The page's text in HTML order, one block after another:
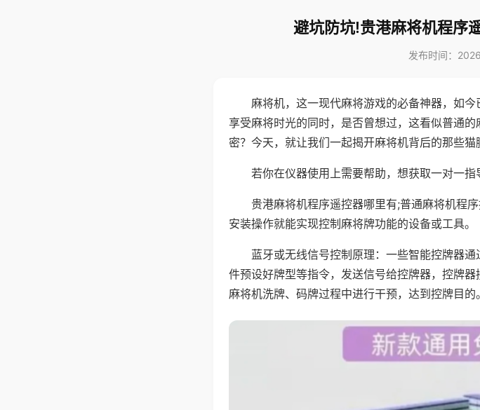
避坑防坑!贵港麻将机程序
发布时间：
麻将机，这一现代麻将游戏的必备神器，如
享受麻将时光的同时，是否曾想过，这看似普通
密？今天，就让我们一起揭开麻将机背后的那些猫
若你在仪器使用上需要帮助，想获取一对一
贵港麻将机程序遥控器哪里有;普通麻将机程
安装操作就能实现控制麻将牌功能的设备或工具。
蓝牙或无线信号控制原理：一些智能控牌器
件预设好牌型等指令，发送信号给控牌器，控牌
麻将机洗牌、码牌过程中进行干预，达到控牌目的。